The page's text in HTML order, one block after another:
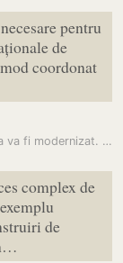
pentru
de
coordonat
Sistemul de apărare al Republicii Moldova va fi modernizat. Guvernul a…
complex de
de